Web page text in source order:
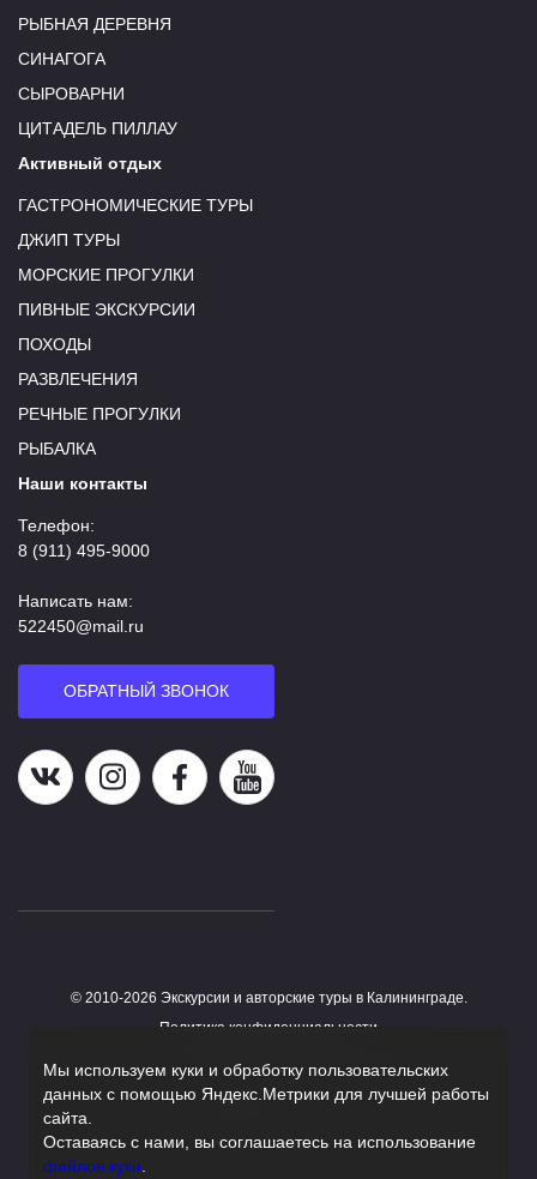
РЫБНАЯ ДЕРЕВНЯ
СИНАГОГА
СЫРОВАРНИ
ЦИТАДЕЛЬ ПИЛЛАУ
Активный отдых
ГАСТРОНОМИЧЕСКИЕ ТУРЫ
ДЖИП ТУРЫ
МОРСКИЕ ПРОГУЛКИ
ПИВНЫЕ ЭКСКУРСИИ
ПОХОДЫ
РАЗВЛЕЧЕНИЯ
РЕЧНЫЕ ПРОГУЛКИ
РЫБАЛКА
Наши контакты
Телефон:
8 (911) 495-9000
Написать нам:
522450@mail.ru
ОБРАТНЫЙ ЗВОНОК
Наша группа в ВКНаша страница в Instagram
Наша группа в Facebook
Наш канал на YouTube
© 2010-2026 Экскурсии и авторские туры в Калининграде.
Политика конфиденциальности
Работает на HostCMS
Мы используем куки и обработку пользовательских
данных с помощью Яндекс.Метрики для лучшей работы
сайта.
Оставаясь с нами, вы соглашаетесь на использование
файлов куки